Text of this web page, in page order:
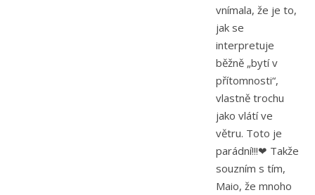
vnímala, že je to,
jak se
interpretuje
běžně „bytí v
přítomnosti“,
vlastně trochu
jako vlátí ve
větru. Toto je
parádní!!!❤ Takže
souzním s tím,
Maio, že mnoho